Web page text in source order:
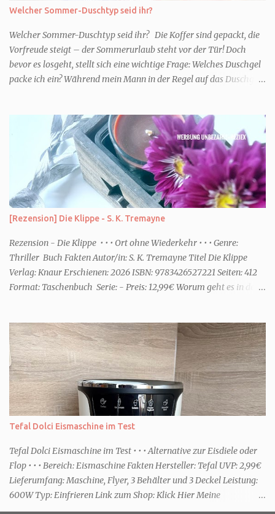
Welcher Sommer-Duschtyp seid ihr?
Welcher Sommer-Duschtyp seid ihr? Die Koffer sind gepackt, die
Vorfreude steigt – der Sommerurlaub steht vor der Tür! Doch
bevor es losgeht, stellt sich eine wichtige Frage: Welches Duschgel
packe ich ein? Während mein Mann in der Regel auf das Duschgel
Urlaub Entspannung und Wellness. Falls ihr ähnlich denkt, lasst
uns doch herausfinden, welcher Duschtyp ihr seid. TYP
GENIESSER Egal, ob Strand oder Städtetrip - für euch gehört
gutes Essen, ein guter Wein oder Cocktail, vielleicht ein gutes Buch
dazu. Ihr liebt es Sonnenuntergänge zu beobachten und genießt
einfach jeden Moment. Dann seid ihr wie ich der Typ Genießer.
Hier empfehle ich tatsächlich Düfte die zur Jahreszeit passen, weil
ihr dann bessere entspannen könnt. Zum Beispiel ein Duschgel mit
einem frisch-fruchtigen Duft, wie die Kneipp Aroma-Pflegedusche
“ Sommer Flirt ...
[Rezension] Die Klippe - S. K. Tremayne
Rezension - Die Klippe • • • Ort ohne Wiederkehr • • • Genre:
Thriller Buch Fakten Autor/in: S. K. Tremayne Titel Die Klippe
Verlag: Knaur Erschienen: 2026 ISBN: 9783426527221 Seiten: 412
Format: Taschenbuch Serie: - Preis: 12,99€ Worum geht es in dem
was wirklich passierte, denn beide Kinder beschuldigen sich
gegenseitig. Sie zieht in das Haus und muss schon bald erkennen,
dass viel mehr dahintersteckt. Meine Leseeindrücke Die Klippe -
ist ein Thriller, bei dem ich mich direkt fragte: Gehen den Verlagen
die Titel aus? Erst vor wenigen Wochen las ich einen anderen
Thriller mit dem gleichen Titel. Tatsächlich sind sie sehr
unterschiedlich, haben aber noch eine Gemeinsamkeit. Sie haben
Tefal Dolci Eismaschine im Test
Tefal Dolci Eismaschine im Test • • • Alternative zur Eisdiele oder
Flop • • • Bereich: Eismaschine Fakten Hersteller: Tefal UVP: 2,99€
Lieferumfang: Maschine, Flyer, 3 Behälter und 3 Deckel Leistung:
600W Typ: Einfrieren Link zum Shop: Klick Hier Meine
Erfahrungen Erste Schritte Die Maschine kommt in einem großen